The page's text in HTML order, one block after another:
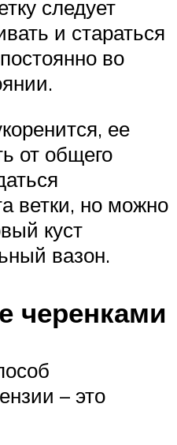
следует
и стараться
во
ее
от общего
ветки, но можно
куст
вазон.
черенками
– это